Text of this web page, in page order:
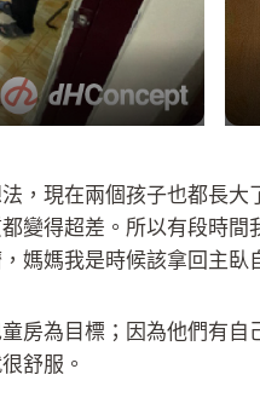
，現在兩個孩子也都長
變得超差。所以有段時
媽媽我是時候該拿回主臥
房為目標；因為他們有
舒服。